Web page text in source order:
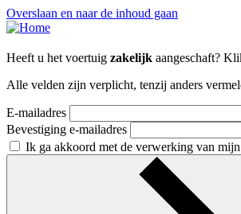
Overslaan en naar de inhoud gaan
Heeft u het voertuig zakelijk aangeschaft?
Alle velden zijn verplicht, tenzij anders
E-mailadres
Bevestiging e-mailadres
Ik ga akkoord met de verwerking van